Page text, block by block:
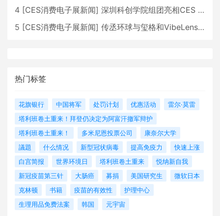
4 [CES消费电子展新闻] 深圳科创学院组团亮相CES 广受好评
5 [CES消费电子展新闻] 传丞环球与玺格和VibeLens共同推出全新耳机
热门标签
花旗银行 中国将军 处罚计划 优惠活动
雷尔·莫雷
塔利班卷土重来！拜登仍决定为阿富汗撤军辩护
塔利班卷土重来！
多米尼恩投票公司
康奈尔大学
議題
什么情况 新型冠状病毒 提高免疫力
快速上涨
白宫简报
世界环境日 塔利班卷土重来
悦纳新自我
新冠疫苗第三针
大肠癌 募捐 美国研究生
微软日本
克林顿
书籍 疫苗的有效性
护理中心
生理用品免费法案
韩国 元宇宙